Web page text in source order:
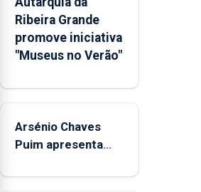
pessoais,
emocionais
e
sociais
das
Ribeira Grande
promove iniciativa
"Museus no Verão"
Arsénio Chaves
Puim apresenta
de Vila do Porto